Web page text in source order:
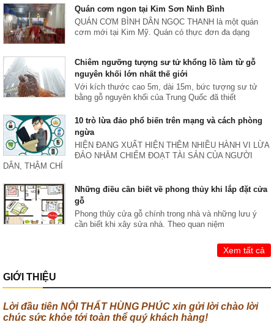
Quán cơm ngon tại Kim Sơn Ninh Bình
QUÁN CƠM BÌNH DÂN NGỌC THANH là một quán
cơm mới tại Kim Mỹ. Quán có thực đơn đa dạng
Chiêm ngưỡng tượng sư tử khổng lồ làm từ gỗ
nguyên khối lớn nhất thế giới
Với kích thước cao 5m, dài 15m, bức tượng sư tử
bằng gỗ nguyên khối của Trung Quốc đã thiết
10 trò lừa đảo phổ biến trên mạng và cách phòng
ngừa
HIỆN ĐANG XUẤT HIỆN THÊM NHIỀU HÀNH VI LỪA
ĐẢO NHẰM CHIẾM ĐOẠT TÀI SẢN CỦA NGƯỜI
DÂN, THẬM CHÍ
Những điều cần biết về phong thủy khi lắp đặt cửa
gỗ
Phong thủy cửa gỗ chính trong nhà và những lưu ý
cần biết khi xây sửa nhà. Theo quan niệm
Xem tất cả
GIỚI THIỆU
Lời đầu tiên NỘI THẤT HÙNG PHÚC xin gửi lời chào lời
chúc sức khỏe tới toàn thể quý khách hàng!